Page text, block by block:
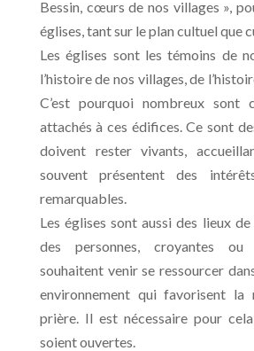
Bessin, cœurs de nos villages »,
églises, tant sur le plan cultuel que
Les églises sont les témoins de
l’histoire de nos villages, de
C’est pourquoi nombreux sont
attachés à ces édifices. Ce sont
doivent rester vivants,
souvent présentent des
remarquables.
Les églises sont aussi des lieux
des personnes, croyantes ou
souhaitent venir se ressourcer
environnement qui favorisent
prière. Il est nécessaire pour
soient ouvertes.